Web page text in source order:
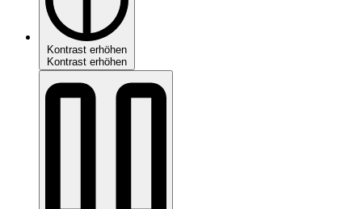
Kontrast erhöhen
Kontrast erhöhen